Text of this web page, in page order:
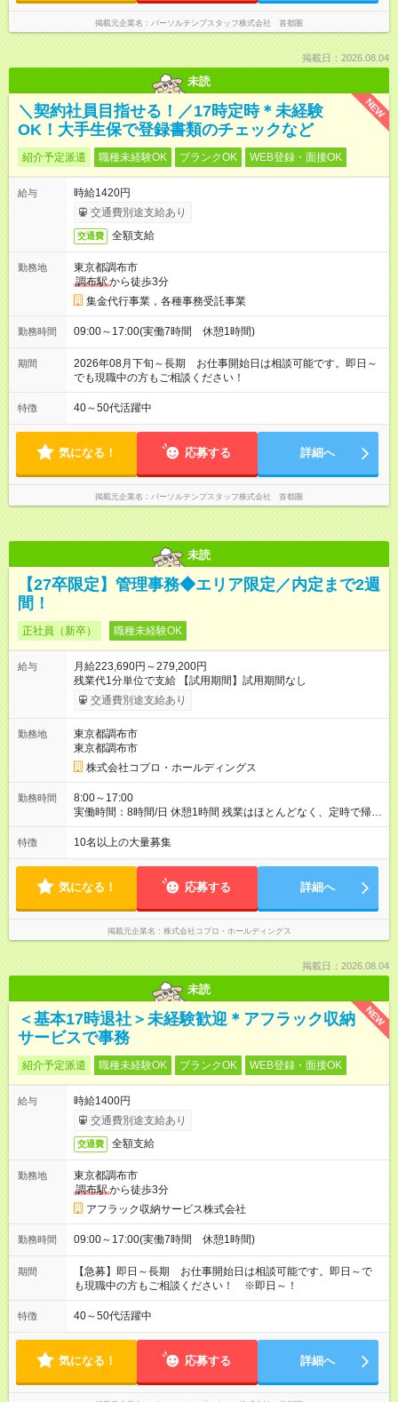
掲載元企業名 パーソルテンプスタッフ株式会社 首都圏
掲載日：2026.08.04
未読
NEW
＼契約社員目指せる！／17時定時＊未経験
OK！大手生保で登録書類のチェックなど
紹介予定派遣 職種未経験OK ブランクOK WEB登録・面接OK
給与
時給1420円
交通費別途支給あり
交通費 全額支給
勤務地
東京都調布市
調布駅から徒歩3分
集金代行事業，各種事務受託事業
勤務時間 09:00～17:00(実働7時間 休憩1時間)
期間
2026年08月下旬～長期 お仕事開始日は相談可能です。即日～
でも現職中の方もご相談ください！
特徴 40～50代活躍中
気になる！ 応募する 詳細へ
掲載元企業名 パーソルテンプスタッフ株式会社 首都圏
未読
【27卒限定】管理事務◆エリア限定／内定まで2週
間！
正社員（新卒） 職種未経験OK
給与
月給223,690円～279,200円
残業代1分単位で支給 【試用期間】試用期間なし
交通費別途支給あり
勤務地
東京都調布市
東京都調布市
株式会社コプロ・ホールディングス
勤務時間
8:00～17:00
実働時間：8時間/日 休憩1時間 残業はほとんどなく、定時で帰れ
る日が多い働き方です。 毎日の業務は進捗管理や事務が中心な
ので、 「今日やるべき仕事」が終われば、自然と区切りをつけ
方を大切にしています。
特徴 10名以上の大量募集
気になる！ 応募する 詳細へ
掲載元企業名 株式会社コプロ・ホールディングス
掲載日：2026.08.04
未読
NEW
＜基本17時退社＞未経験歓迎＊アフラック収納
サービスで事務
紹介予定派遣 職種未経験OK ブランクOK WEB登録・面接OK
給与
時給1400円
交通費別途支給あり
交通費 全額支給
勤務地
東京都調布市
調布駅から徒歩3分
アフラック収納サービス株式会社
勤務時間 09:00～17:00(実働7時間 休憩1時間)
期間
【急募】即日～長期 お仕事開始日は相談可能です。即日～で
も現職中の方もご相談ください！ ※即日～！
特徴 40～50代活躍中
気になる！ 応募する 詳細へ